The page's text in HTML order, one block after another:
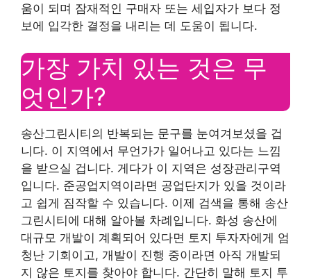
움이 되며 잠재적인 구매자 또는 세입자가 보다 정
보에 입각한 결정을 내리는 데 도움이 됩니다.
가장 가치 있는 것은 무
엇인가?
송산그린시티의 반복되는 문구를 눈여겨보셨을 겁
니다. 이 지역에서 무언가가 일어나고 있다는 느낌
을 받으실 겁니다. 게다가 이 지역은 성장관리구역
입니다. 준공업지역이라면 공업단지가 있을 것이라
고 쉽게 짐작할 수 있습니다. 이제 검색을 통해 송산
그린시티에 대해 알아볼 차례입니다. 화성 송산에
대규모 개발이 계획되어 있다면 토지 투자자에게 엄
청난 기회이고, 개발이 진행 중이라면 아직 개발되
지 않은 토지를 찾아야 합니다. 간단히 말해 토지 투